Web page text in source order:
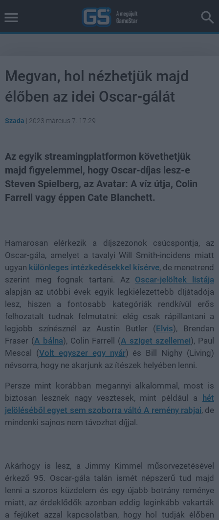
Megvan, hol nézhetjük majd
élőben az idei Oscar-gálát
Szada | 2023 március 7. 17:29
Az egyik streamingplatformon követhetjük
majd figyelemmel, hogy Oscar-díjas lesz-e
Steven Spielberg, az Avatar: A víz útja, Colin
Farrell vagy éppen Cate Blanchett.
Hamarosan elérkezik a díjszezonok csúcspontja, az
Oscar-gála, amelyet a tavalyi Will Smith-incidens miatt
ugyan különleges intézkedésekkel kísérve, de menetrend
szerint meg fognak tartani. Az Oscar-jelöltek listája
alapján az utóbbi évek egyik legkiélezettebb díjátadója
lesz, hiszen a fontosabb kategóriák rendkívül erős
felhozatalt tudnak felmutatni: elég csak rápillantani a
legjobb színésznél az Austin Butler (Elvis), Brendan
Fraser (A bálna), Colin Farrell (A sziget szellemei), Paul
Mescal (Volt egyszer egy nyár) és Bill Nighy (Living)
névsorra, hogy ne akarjunk az ítészek helyében lenni.
Persze mint korábban megannyi alkalommal, most is
biztosan lesznek nagy vesztesek, mint például a
hét
jelöléséből egyet sem szoborra váltó A remény rabjai, de
mindenki sajnos nem távozhat díjjal.
Akárhogy is lesz, a Jimmy Kimmel műsorvezetésével
érkező 95. Oscar-gála talán ismét népszerű tud majd
lenni a szoros küzdelem és egy újabb botrány reménye
miatt, az érdeklődők azonban eddig leginkább vakarták
a fejüket azzal kapcsolatban, hogy hol tudják élőben